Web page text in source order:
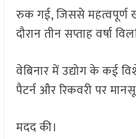
रुक गई, जिससे महत्वपूर्ण
दौरान तीन सप्ताह वर्षा
वेबिनार में उद्योग के कई
पैटर्न और रिकवरी पर
मदद की।